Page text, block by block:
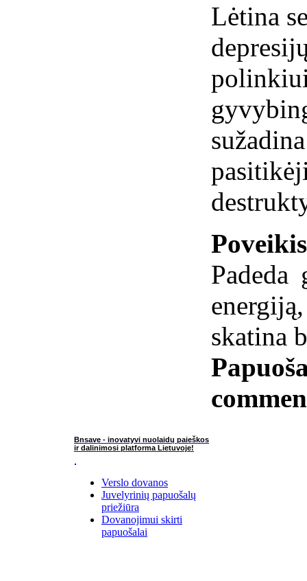
Lėtina
skatina
Bnsave - inovatyvi nuolaidų paieškos
ir dalinimosi platforma Lietuvoje!
Verslo dovanos
Juvelyrinių papuošalų
priežiūra
Dovanojimui skirti
papuošalai